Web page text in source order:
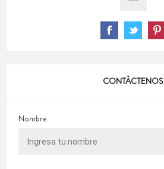
CONTÁCTENOS
Nombre